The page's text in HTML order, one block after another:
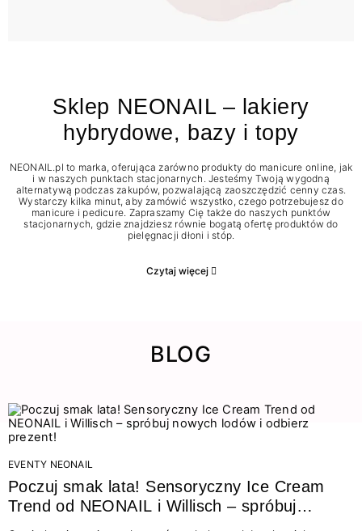
Sklep NEONAIL – lakiery
hybrydowe, bazy i topy
NEONAIL.pl to marka, oferująca zarówno produkty do manicure online, jak
i w naszych punktach stacjonarnych. Jesteśmy Twoją wygodną
alternatywą podczas zakupów, pozwalającą zaoszczędzić cenny czas.
Wystarczy kilka minut, aby zamówić wszystko, czego potrzebujesz do
manicure i pedicure. Zapraszamy Cię także do naszych punktów
stacjonarnych, gdzie znajdziesz równie bogatą ofertę produktów do
pielęgnacji dłoni i stóp.
Czytaj więcej
BLOG
EVENTY NEONAIL
Poczuj smak lata! Sensoryczny Ice Cream
Trend od NEONAIL i Willisch – spróbuj
nowych lodów i odbierz prezent!